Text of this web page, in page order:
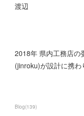
渡辺
2018年 県内工務店の
(jinroku)が設計に携わ
Blog(139)